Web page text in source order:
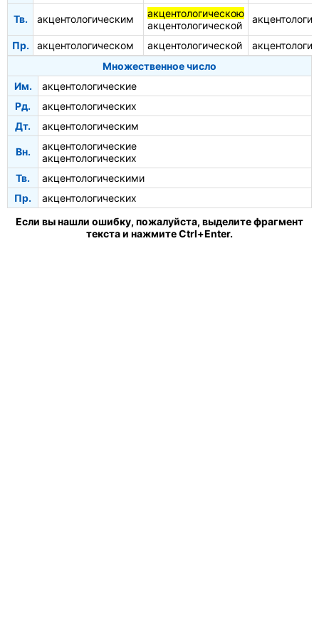
Тв. акцентологическим
акцентологическою
акцентологической
Пр. акцентологическом акцентологической
Множественное число
Им.
акцентологические
Рд.
акцентологических
Дт.
акцентологическим
Вн.
акцентологические
акцентологических
Тв.
акцентологическими
Пр.
акцентологических
Если вы нашли ошибку, пожалуйста, выделите фрагмент
текста и нажмите Ctrl+Enter.